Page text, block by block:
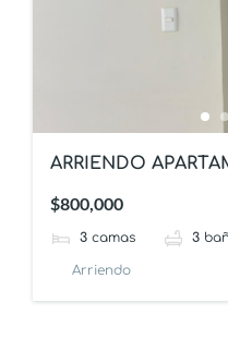
ARRIENDO
$800,000
3 camas 3
Arriendo